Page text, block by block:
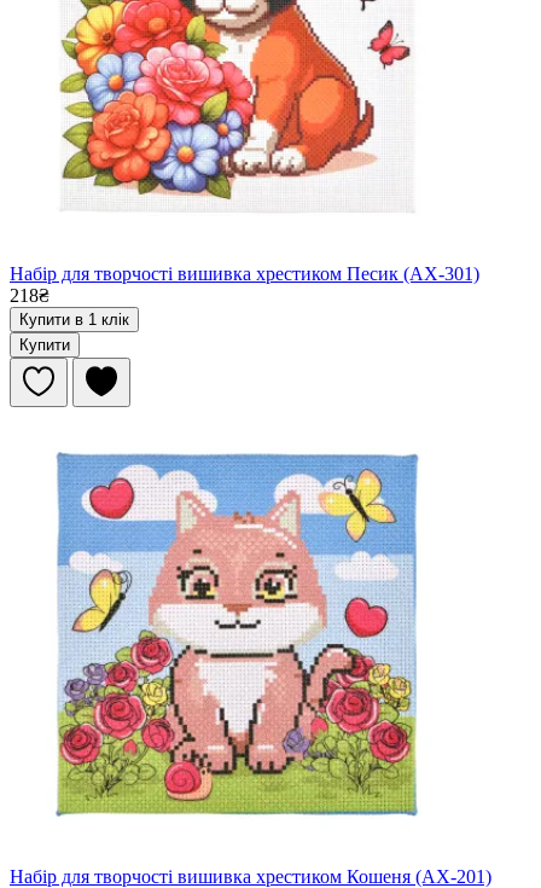
Набір для творчості вишивка хрестиком Песик (AX-301)
218₴
Купити в 1 клік
Купити
Набір для творчості вишивка хрестиком Кошеня (AX-201)